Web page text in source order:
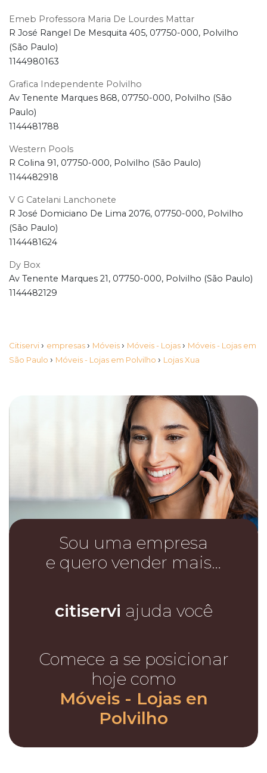
Emeb Professora Maria De Lourdes Mattar
R José Rangel De Mesquita 405, 07750-000, Polvilho
(São Paulo)
1144980163
Grafica Independente Polvilho
Av Tenente Marques 868, 07750-000, Polvilho (São
Paulo)
1144481788
Western Pools
R Colina 91, 07750-000, Polvilho (São Paulo)
1144482918
V G Catelani Lanchonete
R José Domiciano De Lima 2076, 07750-000, Polvilho
(São Paulo)
1144481624
Dy Box
Av Tenente Marques 21, 07750-000, Polvilho (São Paulo)
1144482129
Citiservi › empresas › Móveis › Móveis - Lojas › Móveis - Lojas em
São Paulo › Móveis - Lojas em Polvilho › Lojas Xua
Sou uma empresa
e quero vender mais…
citiservi ajuda você
Comece a se posicionar
hoje como
Móveis - Lojas en
Polvilho